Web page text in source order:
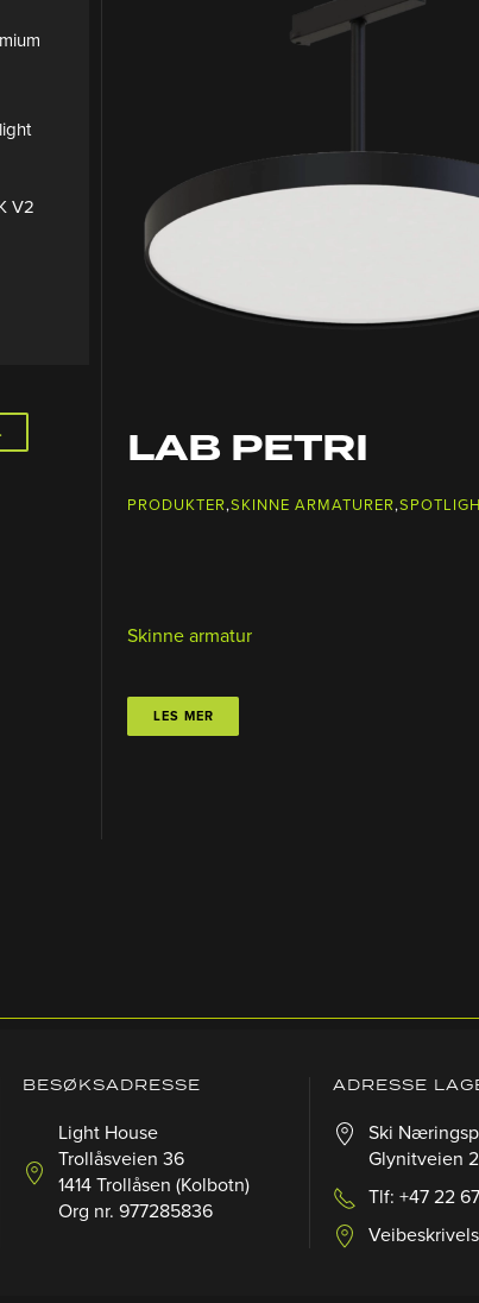
LAB PETRI
PRODUKTER,SKINNE ARMATURER,
Skinne armatur
LES MER
V2
BESØKSADRESSE
Light House
Trollåsveien 36
1414 Trollåsen (Kolbotn)
Org nr. 977285836
ADRESSE
Ski
Glynitveien
Tlf: +47 22